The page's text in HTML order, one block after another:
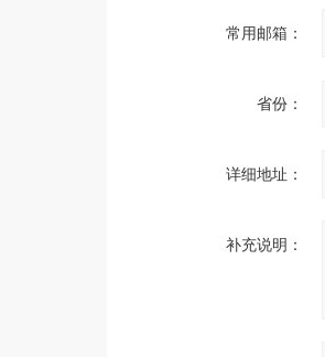
常用邮箱：
省份：
详细地址：
补充说明：